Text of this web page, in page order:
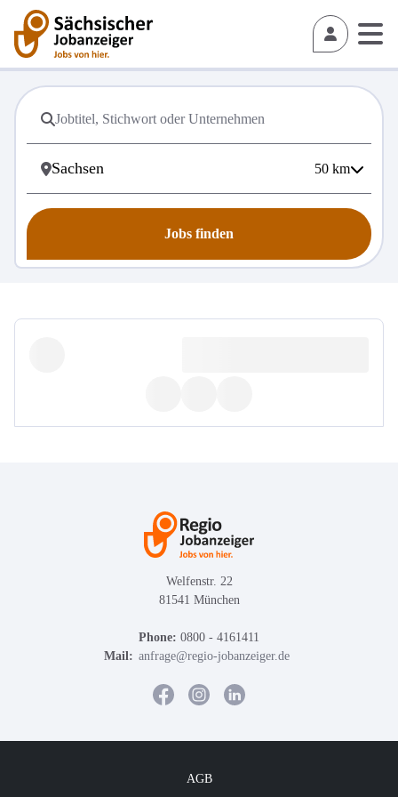
50 km
Jobs finden
Welfenstr. 22
81541 München
Phone: 0800 - 4161411
Mail: anfrage@regio-jobanzeiger.de
AGB